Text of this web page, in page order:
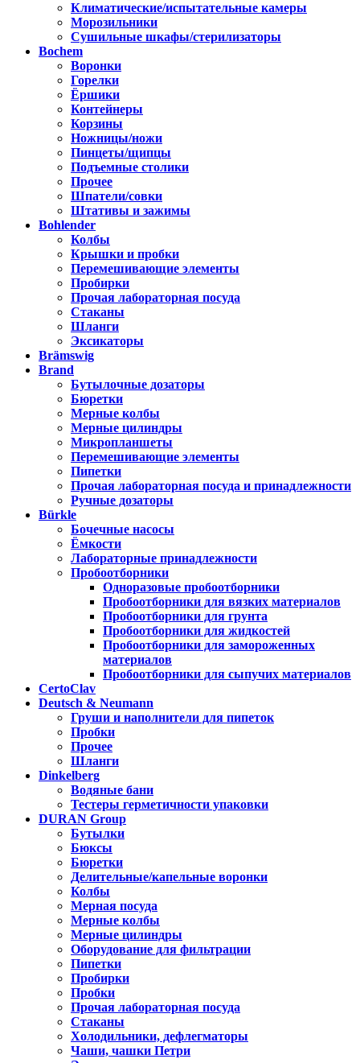
Климатические/испытательные камеры
Морозильники
Сушильные шкафы/стерилизаторы
Bochem
Воронки
Горелки
Ёршики
Контейнеры
Корзины
Ножницы/ножи
Пинцеты/щипцы
Подъемные столики
Прочее
Шпатели/совки
Штативы и зажимы
Bohlender
Колбы
Крышки и пробки
Перемешивающие элементы
Пробирки
Прочая лабораторная посуда
Стаканы
Шланги
Эксикаторы
Brämswig
Brand
Бутылочные дозаторы
Бюретки
Мерные колбы
Мерные цилиндры
Микропланшеты
Перемешивающие элементы
Пипетки
Прочая лабораторная посуда и принадлежности
Ручные дозаторы
Bürkle
Бочечные насосы
Ёмкости
Лабораторные принадлежности
Пробоотборники
Одноразовые пробоотборники
Пробоотборники для вязких материалов
Пробоотборники для грунта
Пробоотборники для жидкостей
Пробоотборники для замороженных
материалов
Пробоотборники для сыпучих материалов
CertoClav
Deutsch & Neumann
Груши и наполнители для пипеток
Пробки
Прочее
Шланги
Dinkelberg
Водяные бани
Тестеры герметичности упаковки
DURAN Group
Бутылки
Бюксы
Бюретки
Делительные/капельные воронки
Колбы
Мерная посуда
Мерные колбы
Мерные цилиндры
Оборудование для фильтрации
Пипетки
Пробирки
Пробки
Прочая лабораторная посуда
Стаканы
Холодильники, дефлегматоры
Чаши, чашки Петри